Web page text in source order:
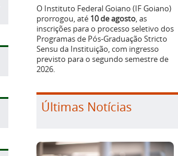
O Instituto Federal Goiano (IF Goiano)
prorrogou, até 10 de agosto, as
inscrições para o processo seletivo dos
Programas de Pós-Graduação Stricto
Sensu da Instituição, com ingresso
previsto para o segundo semestre de
2026.
Últimas Notícias